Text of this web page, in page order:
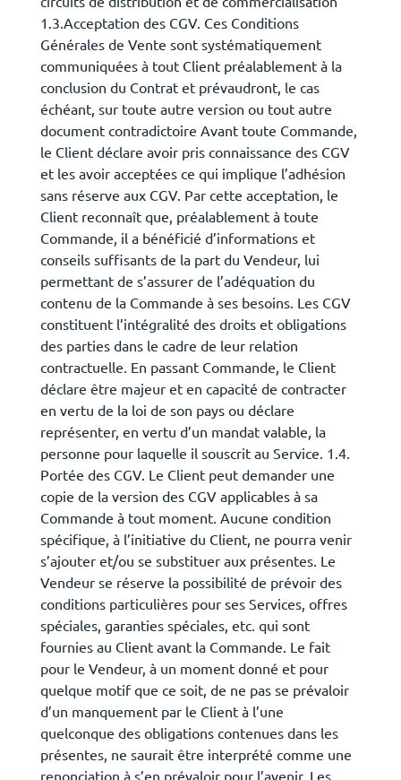
1.3.Acceptation des CGV. Ces Conditions
Générales de Vente sont systématiquement
communiquées à tout Client préalablement à la
conclusion du Contrat et prévaudront, le cas
échéant, sur toute autre version ou tout autre
document contradictoire Avant toute Commande,
le Client déclare avoir pris connaissance des CGV
et les avoir acceptées ce qui implique l’adhésion
sans réserve aux CGV. Par cette acceptation, le
Client reconnaît que, préalablement à toute
Commande, il a bénéficié d’informations et
conseils suffisants de la part du Vendeur, lui
permettant de s’assurer de l’adéquation du
contenu de la Commande à ses besoins. Les CGV
constituent l’intégralité des droits et obligations
des parties dans le cadre de leur relation
contractuelle. En passant Commande, le Client
déclare être majeur et en capacité de contracter
en vertu de la loi de son pays ou déclare
représenter, en vertu d’un mandat valable, la
personne pour laquelle il souscrit au Service. 1.4.
Portée des CGV. Le Client peut demander une
copie de la version des CGV applicables à sa
Commande à tout moment. Aucune condition
spécifique, à l’initiative du Client, ne pourra venir
s’ajouter et/ou se substituer aux présentes. Le
Vendeur se réserve la possibilité de prévoir des
conditions particulières pour ses Services, offres
spéciales, garanties spéciales, etc. qui sont
fournies au Client avant la Commande. Le fait
pour le Vendeur, à un moment donné et pour
quelque motif que ce soit, de ne pas se prévaloir
d’un manquement par le Client à l’une
quelconque des obligations contenues dans les
présentes, ne saurait être interprété comme une
renonciation à s’en prévaloir pour l’avenir. Les